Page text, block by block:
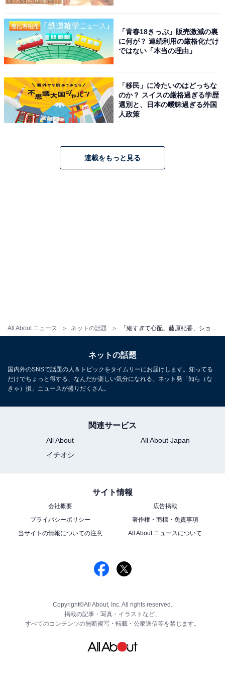
All About ニュース ネットの話題
「青春18きっぷ」販売激減の裏
に何が？ 連続利用の厳格化だけ
ではない「本当の理由」
「移民」に冷たいのはどっちな
のか？ スイスの厳格過ぎる学歴
選別と、日本の曖昧過ぎる外国
人政策
連載をもっと見る
ネットの話題
国内外のSNSで話題の人＆トピックをタイムリーにお届けします。知ってる
だけでちょっと得する、なんだか楽しい気分になれる、ネット発「知ら（な
きゃ）損」ニュースが盛りだくさん。
関連サービス
All About
All About Japan
イチオシ
サイト情報
会社概要
広告掲載
プライバシーポリシー
著作権・商標・免責事項
当サイトの情報についての注意
All About ニュースについて
Copyright©All About, Inc. All rights reserved.
掲載の記事・写真・イラストなど、
すべてのコンテンツの無断複写・転載・公衆送信等を禁じます。